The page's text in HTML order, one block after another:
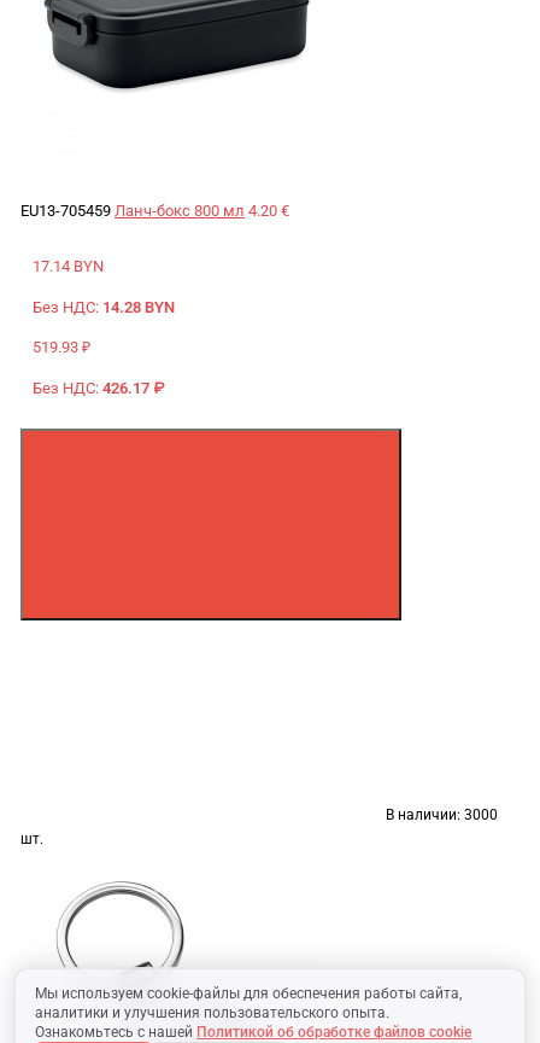
Мы используем cookie-файлы для обеспечения работы сайта,
аналитики и улучшения пользовательского опыта.
Ознакомьтесь с нашей Политикой об обработке файлов cookie
EU13-705459 Ланч-бокс 800 мл 4.20 €
17.14 BYN
Без НДС: 14.28 BYN
519.93 ₽
Без НДС: 426.17 ₽
В наличии: 3000
шт.